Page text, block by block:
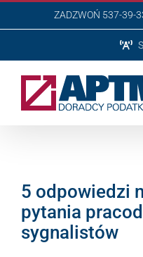
do
ZADZWOŃ 537-39-
5 odpowiedzi
pytania
sygnalistów